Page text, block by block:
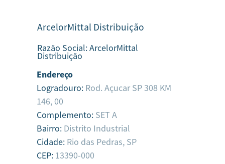
ArcelorMittal Distribuição
Razão Social:ArcelorMittal
Distribuição
Endereço
Logradouro: Rod. Açucar SP 308 KM
146, 00
Complemento: SET A
Bairro: Distrito Industrial
Cidade: Rio das Pedras, SP
CEP: 13390-000